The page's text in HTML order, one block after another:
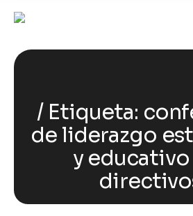
Etiqueta:
de liderazgo
y educativo